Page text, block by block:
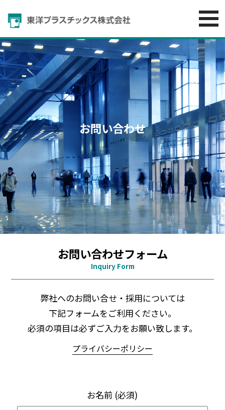
お問い合わせ
お問い合わせフォーム
Inquiry Form
弊社へのお問い合せ・採用については
下記フォームをご利用ください。
必須の項目は必ずご入力をお願い致します。
プライバシーポリシー
お名前 (必須)